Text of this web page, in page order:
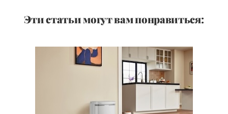
Эти статьи могут вам понравиться: